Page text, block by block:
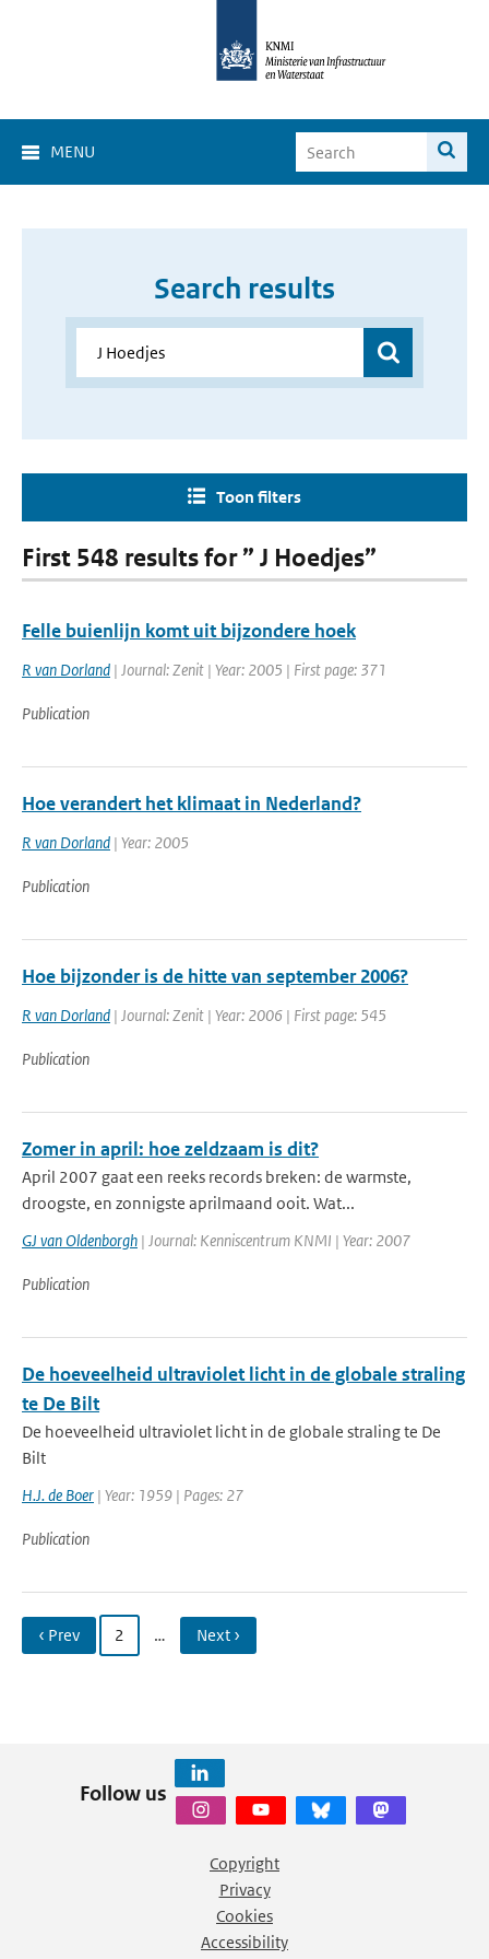
MENU
Search results
Toon filters
First 548 results for ” J Hoedjes”
Felle buienlijn komt uit bijzondere hoek
R van Dorland | Journal: Zenit | Year: 2005 | First page: 371
Publication
Hoe verandert het klimaat in Nederland?
R van Dorland | Year: 2005
Publication
Hoe bijzonder is de hitte van september 2006?
R van Dorland | Journal: Zenit | Year: 2006 | First page: 545
Publication
Zomer in april: hoe zeldzaam is dit?
April 2007 gaat een reeks records breken: de warmste,
droogste, en zonnigste aprilmaand ooit. Wat...
GJ van Oldenborgh | Journal: Kenniscentrum KNMI | Year: 2007
Publication
De hoeveelheid ultraviolet licht in de globale straling
te De Bilt
De hoeveelheid ultraviolet licht in de globale straling te De
Bilt
H.J. de Boer | Year: 1959 | Pages: 27
Publication
‹ Prev 2 … Next ›
Follow us
Copyright
Privacy
Cookies
Accessibility